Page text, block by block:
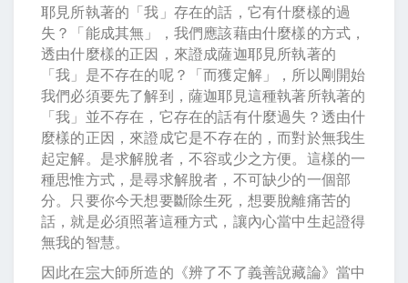
耶見所執著的「我」存在的話，它有什麼樣的過
失？「能成其無」，我們應該藉由什麼樣的方式，
透由什麼樣的正因，來證成薩迦耶見所執著的
「我」是不存在的呢？「而獲定解」，所以剛開始
我們必須要先了解到，薩迦耶見這種執著所執著的
「我」並不存在，它存在的話有什麼過失？透由什
麼樣的正因，來證成它是不存在的，而對於無我生
起定解。是求解脫者，不容或少之方便。這樣的一
種思惟方式，是尋求解脫者，不可缺少的一個部
分。只要你今天想要斷除生死，想要脫離痛苦的
話，就是必須照著這種方式，讓內心當中生起證得
無我的智慧。
因此在宗大師所造的《辨了不了義善說藏論》當中